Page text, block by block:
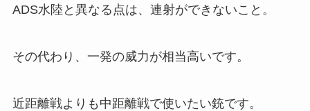
ADS水陸と異なる点は、連射ができないこと。
その代わり、一発の威力が相当高いです。
近距離戦よりも中距離戦で使いたい銃です。